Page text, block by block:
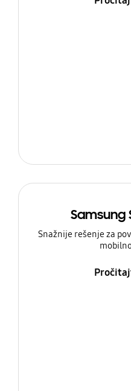
Samsung
Snažnije rešenje za